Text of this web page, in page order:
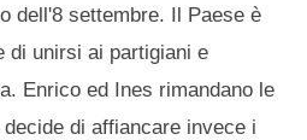
dell'8 settembre. Il Paese è
di unirsi ai partigiani e
Enrico ed Ines rimandano le
di affiancare invece i